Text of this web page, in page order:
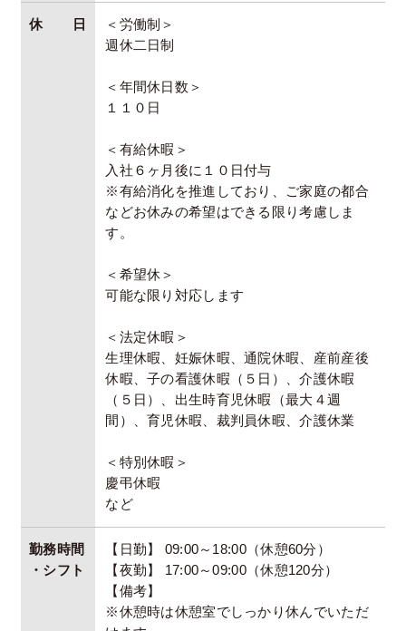
休日
＜労働制＞
週休二日制
＜年間休日数＞
１１０日
＜有給休暇＞
入社６ヶ月後に１０日付与
※有給消化を推進しており、ご家庭の都合
などお休みの希望はできる限り考慮しま
す。
＜希望休＞
可能な限り対応します
＜法定休暇＞
生理休暇、妊娠休暇、通院休暇、産前産後
休暇、子の看護休暇（５日）、介護休暇
（５日）、出生時育児休暇（最大４週
間）、育児休暇、裁判員休暇、介護休業
＜特別休暇＞
慶弔休暇
など
勤務時間
・シフト
【日勤】 09:00～18:00（休憩60分）
【夜勤】 17:00～09:00（休憩120分）
【備考】
※休憩時は休憩室でしっかり休んでいただ